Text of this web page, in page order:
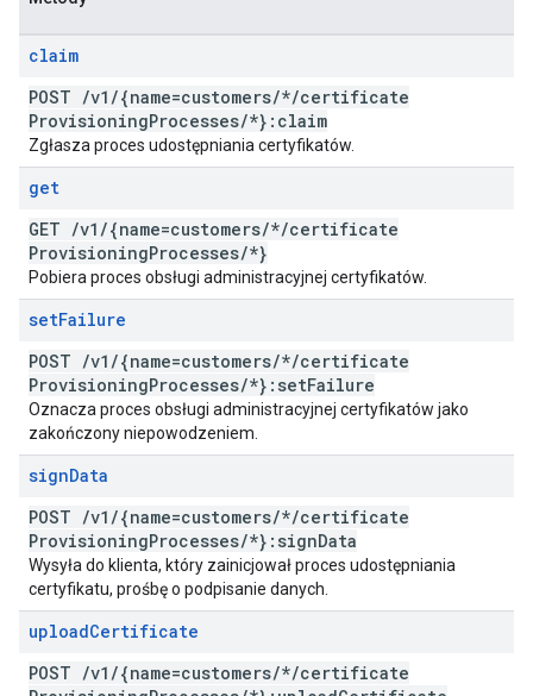
claim
POST /v1 /{name=customers/*/certificate
ProvisioningProcesses/*}:claim
Zgłasza proces udostępniania certyfikatów.
get
GET /v1 /{name=customers/*/certificate
ProvisioningProcesses/*}
Pobiera proces obsługi administracyjnej certyfikatów.
setFailure
POST /v1 /{name=customers/*/certificate
ProvisioningProcesses/*}:setFailure
Oznacza proces obsługi administracyjnej certyfikatów jako
zakończony niepowodzeniem.
signData
POST /v1 /{name=customers/*/certificate
ProvisioningProcesses/*}:signData
Wysyła do klienta, który zainicjował proces udostępniania
certyfikatu, prośbę o podpisanie danych.
uploadCertificate
POST /v1 /{name=customers/*/certificate